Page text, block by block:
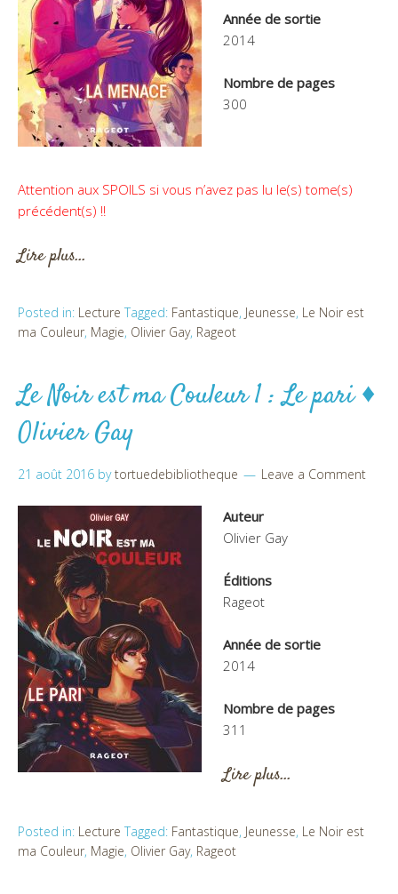
Année de sortie
2014
Nombre de pages
300
Attention aux SPOILS si vous n’avez pas lu le(s) tome(s)
précédent(s) !!
Lire plus…
Posted in: Lecture Tagged: Fantastique, Jeunesse, Le Noir est
ma Couleur, Magie, Olivier Gay, Rageot
Le Noir est ma Couleur 1 : Le pari ♦
Olivier Gay
21 août 2016 bytortuedebibliotheque Leave a Comment
Auteur
Olivier Gay
Éditions
Rageot
Année de sortie
2014
Nombre de pages
311
Lire plus…
Posted in: Lecture Tagged: Fantastique, Jeunesse, Le Noir est
ma Couleur, Magie, Olivier Gay, Rageot